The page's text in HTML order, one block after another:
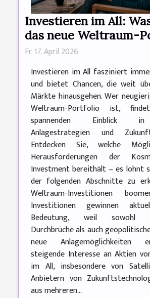
Investieren im All:
das neue Weltraum-
Fr. 17. April 2026
Investieren im All fasziniert
und bietet Chancen, die weit
Märkte hinausgehen. Wer
Weltraum-Portfolio ist,
spannenden Einblick
Anlagestrategien und
Entdecken Sie, welche
Herausforderungen der
Investment bereithält – es lohnt
der folgenden Abschnitte zu
Weltraum-Investitionen
Investitionen gewinnen
Bedeutung, weil sowohl
Durchbrüche als auch
neue Anlagemöglichkeiten
steigende Interesse an Aktien
im All, insbesondere von
Anbietern von
aus mehreren...